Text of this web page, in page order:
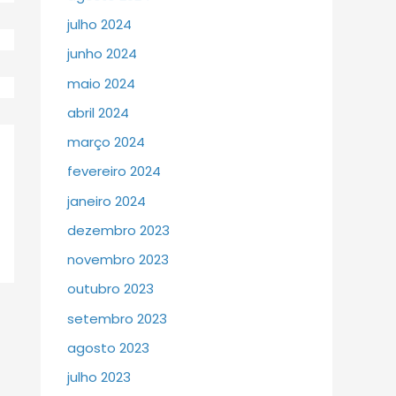
julho 2024
junho 2024
maio 2024
abril 2024
março 2024
fevereiro 2024
janeiro 2024
dezembro 2023
novembro 2023
outubro 2023
setembro 2023
agosto 2023
julho 2023